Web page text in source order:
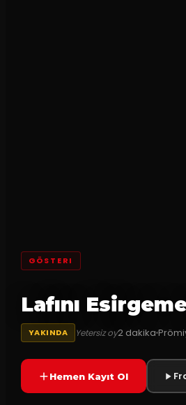
GÖSTERI
Lafını
YAKINDA Yetersiz oy2 dakika
Hemen Kayıt Ol